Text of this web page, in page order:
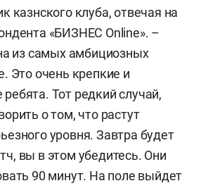
казнского клуба, отвечая на
«БИЗНЕС Online». –
из самых амбициозных
Это очень крепкие и
Тот редкий случай,
о том, что растут
уровня. Завтра будет
вы в этом убедитесь. Они
90 минут. На поле выйдет